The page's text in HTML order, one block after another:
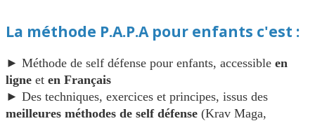
La méthode P.A.P.A pour enfants c'est :
► Méthode de self défense pour enfants, accessible en
ligne et en Français
► Des techniques, exercices et principes, issus des
meilleures méthodes de self défense (Krav Maga,